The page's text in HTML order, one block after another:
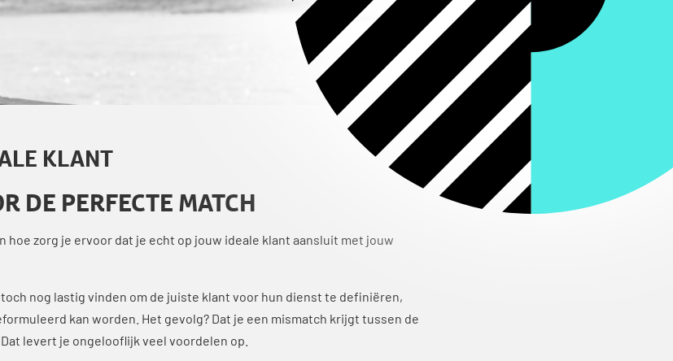
KLANT
DE PERFECTE MATCH
hoe zorg je ervoor dat je echt op jouw ideale klant aansluit met jouw
nog lastig vinden om de juiste klant voor hun dienst te definiëren,
kan worden. Het gevolg? Dat je een mismatch krijgt tussen de
levert je ongelooflijk veel voordelen op.